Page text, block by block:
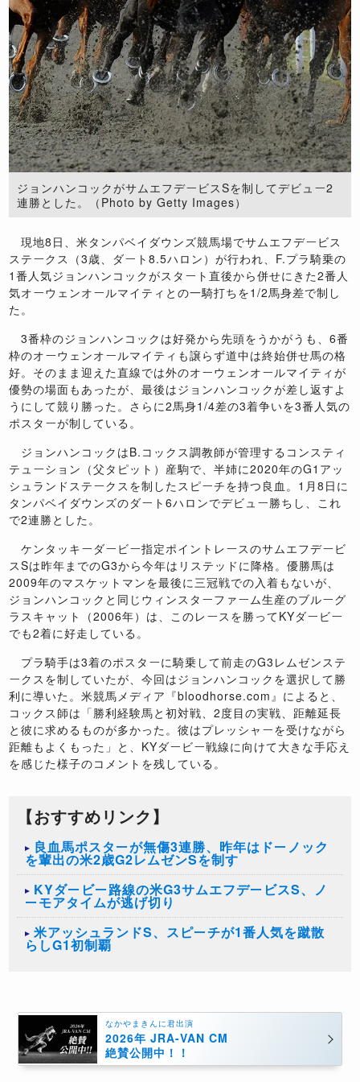
ジョンハンコックがサムエフデービスSを制してデビュー2
連勝とした。（Photo by Getty Images）
現地8 日、米タンパベイダウンズ競馬場でサムエフデービス
ステークス（3歳、ダート8.5ハロン）が行われ、 F.プラ騎乗の
1番人気ジョンハンコックがスタート直後から併せにきた2番人
気オーウェンオールマイティとの一騎打ちを1/2馬身差で制し
た。
3番枠のジョンハンコックは好発から先頭をうかがうも、6番
枠のオーウェンオールマイティも譲らず道中は終始併せ馬の格
好。そのまま迎えた直線では外のオーウェンオールマイティが
優勢の場面もあったが、最後はジョンハンコックが差し返すよ
うにして競り勝った。さらに2馬身1/4差の3着争いを3番人気の
ポスターが制している。
ジョンハンコックはB. コックス調教師が管理するコンスティ
テューション（父タピット）産駒で、半姉に2020年のG1 アッ
シュランドステークスを制したスピーチを持つ良血。 1 月8 日に
タンパベイダウンズのダート6ハロンでデビュー勝ちし、これ
で2連勝とした。
ケンタッキーダービー指定ポイントレースのサムエフデービ
スSは昨年までのG3から今年はリステッドに降格。優勝馬は
2009年のマスケットマンを最後に三冠戦での入着もないが、
ジョンハンコックと同じウィンスターファーム生産のブルーグ
ラスキャット（2006年）は、このレースを勝ってKYダービー
でも2着に好走している。
プラ騎手は3着のポスターに騎乗して前走のG3 レムゼンステ
ークスを制していたが、今回はジョンハンコックを選択して勝
利に導いた。米競馬メディア『bloodhorse.com 』によると、
コックス師は「勝利経験馬と初対戦、2 度目の実戦、距離延長
と彼に求めるものが多かった。彼はプレッシャーを受けながら
距離もよくもった」と、 KYダービー戦線に向けて大きな手応え
を感じた様子のコメントを残している。
【おすすめリンク】
良血馬ポスターが無傷3連勝、昨年はドーノック
を輩出の米2歳G2レムゼンSを制す
KYダービー路線の米G3サムエフデービスS、ノ
ーモアタイムが逃げ切り
米アッシュランドS、スピーチが1番人気を蹴散
らしG1初制覇
なかやまきんに君出演
2026年 JRA-VAN CM
絶賛公開中！！